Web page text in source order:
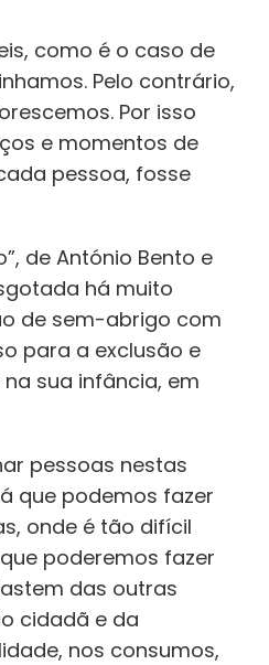
como é o caso de
Pelo contrário,
Por isso
e momentos de
pessoa, fosse
de António Bento e
há muito
de sem-abrigo com
para a exclusão e
sua infância, em
pessoas nestas
que podemos fazer
onde é tão difícil
poderemos fazer
das outras
cidadã e da
nos consumos,